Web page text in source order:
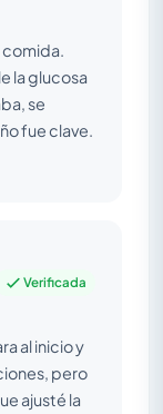
comida.
la glucosa
se
fue clave.
Verificada
al inicio y
pero
ajusté la